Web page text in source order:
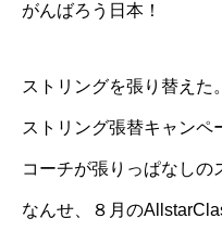
がんばろう日本！
ストリングを張り替えた。
ストリング張替キャンペ
コーチが張りっぱなしの
なんせ、８月の